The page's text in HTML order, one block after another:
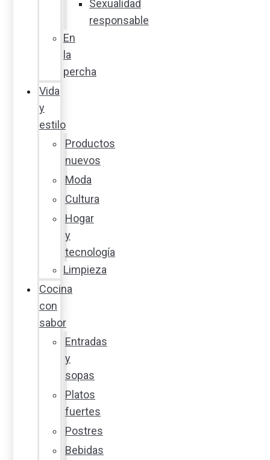
Sexualidad
responsable
En
la
percha
Vida
y
estilo
Productos
nuevos
Moda
Cultura
Hogar
y
tecnología
Limpieza
Cocina
con
sabor
Entradas
y
sopas
Platos
fuertes
Postres
Bebidas